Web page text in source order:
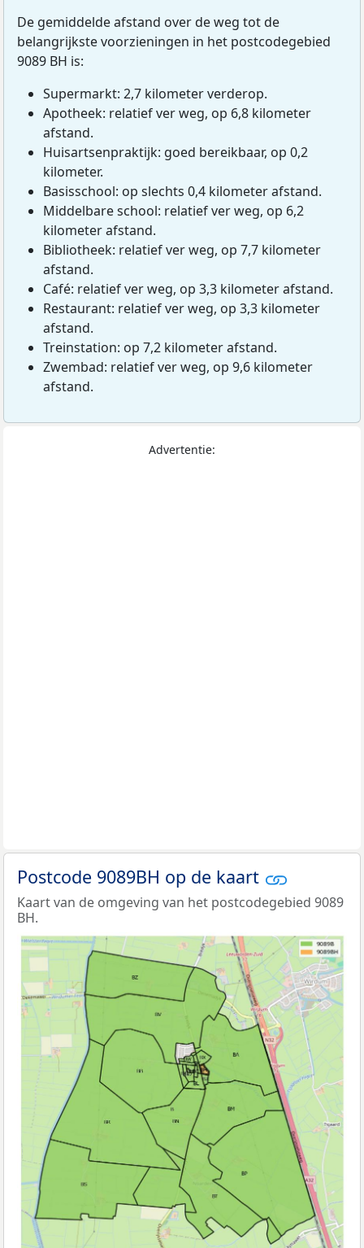
De gemiddelde afstand over de weg tot de
belangrijkste voorzieningen in het postcodegebied
9089 BH is:
Supermarkt: 2,7 kilometer verderop.
Apotheek: relatief ver weg, op 6,8 kilometer
afstand.
Huisartsenpraktijk: goed bereikbaar, op 0,2
kilometer.
Basisschool: op slechts 0,4 kilometer afstand.
Middelbare school: relatief ver weg, op 6,2
kilometer afstand.
Bibliotheek: relatief ver weg, op 7,7 kilometer
afstand.
Café: relatief ver weg, op 3,3 kilometer afstand.
Restaurant: relatief ver weg, op 3,3 kilometer
afstand.
Treinstation: op 7,2 kilometer afstand.
Zwembad: relatief ver weg, op 9,6 kilometer
afstand.
Advertentie:
Postcode 9089BH op de kaart
Kaart van de omgeving van het postcodegebied 9089
BH.